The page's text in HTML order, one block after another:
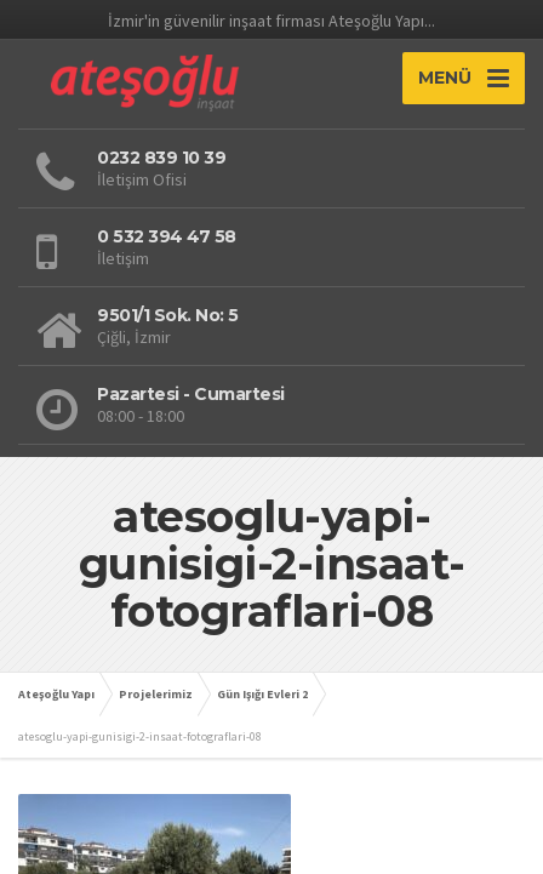
İzmir'in güvenilir inşaat firması Ateşoğlu Yapı...
MENÜ
0232 839 10 39
İletişim Ofisi
0 532 394 47 58
İletişim
9501/1 Sok. No: 5
Çiğli, İzmir
Pazartesi - Cumartesi
08:00 - 18:00
atesoglu-yapi-
gunisigi-2-insaat-
fotograflari-08
Ateşoğlu Yapı Projelerimiz Gün Işığı Evleri 2
atesoglu-yapi-gunisigi-2-insaat-fotograflari-08